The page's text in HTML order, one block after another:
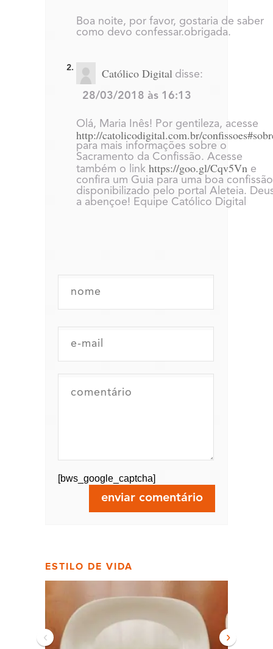
Boa noite, por favor, gostaria de saber
como devo confessar.obrigada.
Católico Digital disse:
28/03/2018 às 16:13
Olá, Maria Inês! Por gentileza, acesse
http://catolicodigital.com.br/
para mais informações sobre o
Sacramento da Confissão. Acesse
também o link https://goo.gl/Cqv5Vn e
confira um Guia para uma boa confissão
disponibilizado pelo portal Aleteia.
a abençoe! Equipe Católico Digital
[bws_google_captcha]
ESTILO DE VIDA
‹ ›